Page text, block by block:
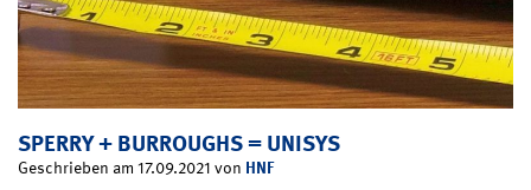
SPERRY + BURROUGHS = UNISYS
Geschrieben am 17.09.2021 von HNF